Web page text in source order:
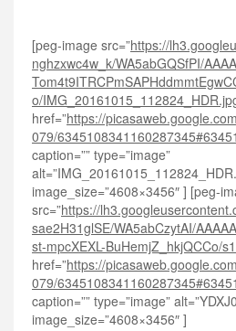
[peg-image src=”https://
nghzxwc4w_k/WA5abGQSfPI/
o/
href=”https://
079/
caption=”” type=”image”
image_size=”4608×3456″ ] [peg-
src=”https://
sae2H31glSE/WA5abCzytAI/
st-mpcXEXL-BuHemjZ_hkjQCCo/
href=”https://
079/
caption=”” type=”image”
image_size=”4608×3456″ ]